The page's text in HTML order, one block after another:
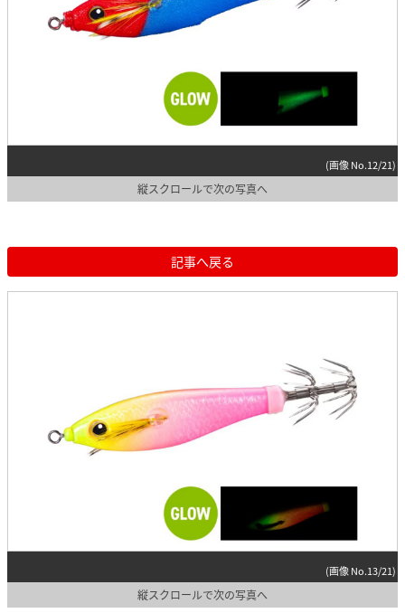
(画像 No.12/21)
縦スクロールで次の写真へ
記事へ戻る
(画像 No.13/21)
縦スクロールで次の写真へ